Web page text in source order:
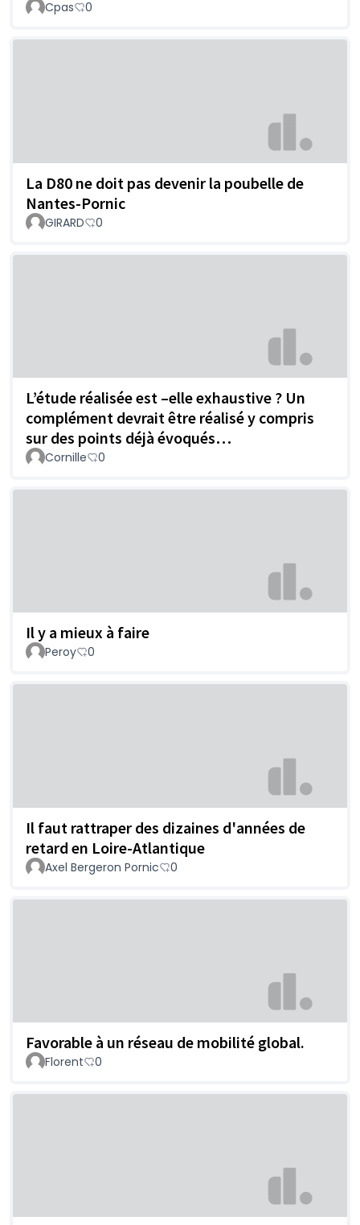
Cpas 0
La D80 ne doit pas devenir la poubelle de
Nantes-Pornic
GIRARD 0
L’étude réalisée est –elle exhaustive ? Un
complément devrait être réalisé y compris
sur des points déjà évoqués…
Cornille 0
Il y a mieux à faire
Peroy 0
Il faut rattraper des dizaines d'années de
retard en Loire-Atlantique
Axel Bergeron Pornic 0
Favorable à un réseau de mobilité global.
Florent 0